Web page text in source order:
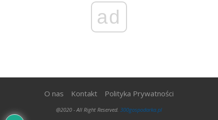
ad
O nas Kontakt Polityka Prywatności
@2020 - All Right Reserved. 300gospodarka.pl